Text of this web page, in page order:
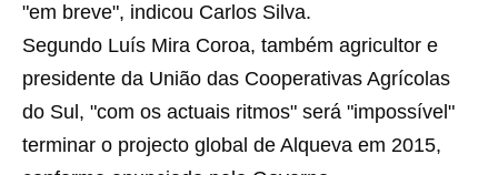
"em breve", indicou Carlos Silva.
Segundo Luís Mira Coroa, também agricultor e
presidente da União das Cooperativas Agrícolas
do Sul, "com os actuais ritmos" será "impossível"
terminar o projecto global de Alqueva em 2015,